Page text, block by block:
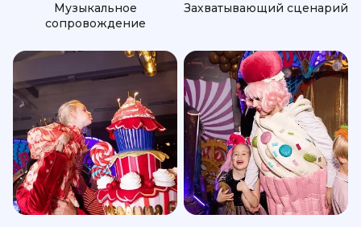
Музыкальное
сопровождение
Захватывающий сценарий